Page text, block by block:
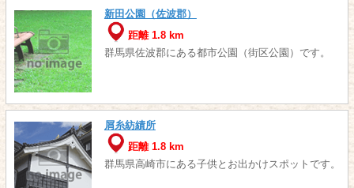
新田公園（佐波郡）
距離 1.8 km
群馬県佐波郡にある都市公園（街区公園）です。
屑糸紡績所
距離 1.8 km
群馬県高崎市にある子供とお出かけスポットです。